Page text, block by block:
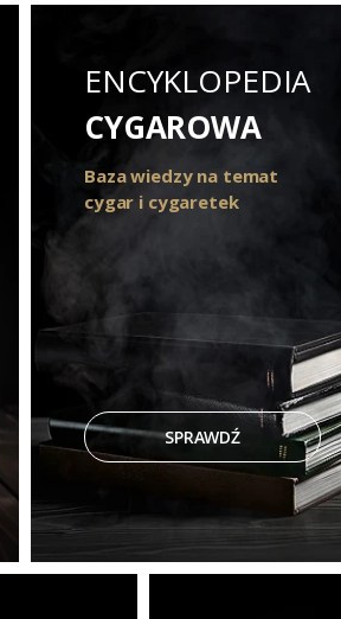
ENCYKLOPEDIA
CYGAROWA
Baza wiedzy na temat
cygar i cygaretek
SPRAWDŹ